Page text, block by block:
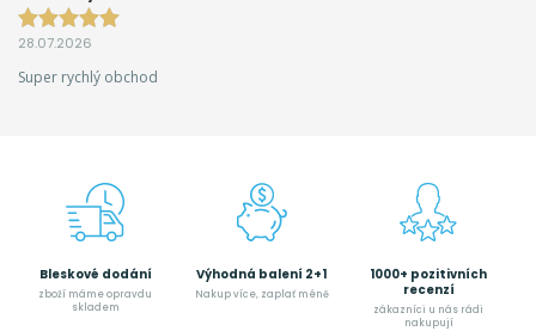
28.07.2026
Super rychlý obchod
Bleskové dodání
zboží máme opravdu
skladem
Výhodná balení 2+1
Nakup více, zaplať méně
1000+ pozitivních
recenzí
zákazníci u nás rádi
nakupují